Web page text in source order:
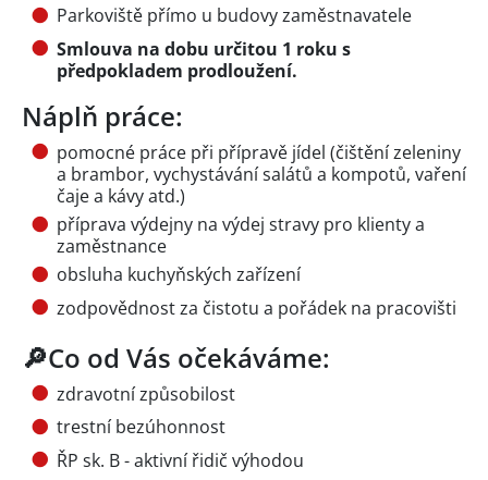
Parkoviště přímo u budovy zaměstnavatele
Smlouva na dobu určitou 1 roku s
předpokladem prodloužení.
Náplň práce:
pomocné práce při přípravě jídel (čištění zeleniny
a brambor, vychystávání salátů a kompotů, vaření
čaje a kávy atd.)
příprava výdejny na výdej stravy pro klienty a
zaměstnance
obsluha kuchyňských zařízení
zodpovědnost za čistotu a pořádek na pracovišti
🔎Co od Vás očekáváme:
zdravotní způsobilost
trestní bezúhonnost
ŘP sk. B - aktivní řidič výhodou